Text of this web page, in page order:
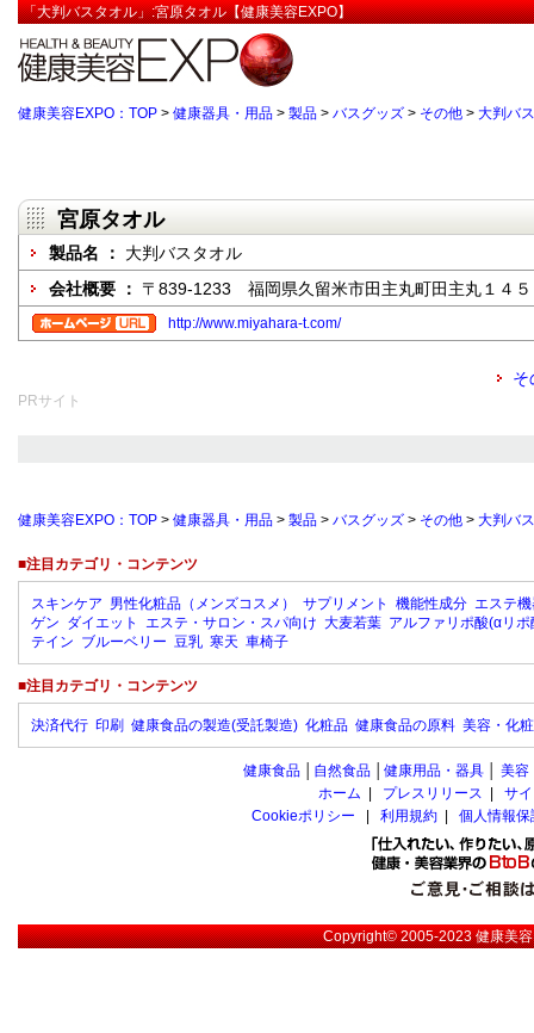
「大判バスタオル」:宮原タオル【健康美容EXPO】
健康美容EXPO：TOP > 健康器具・用品 > 製品 > バスグッズ > その他 > 大判バ
宮原タオル
製品名 ： 大判バスタオル
会社概要 ： 〒839-1233 福岡県久留米市田主丸町田主丸１４
http://www.miyahara-t.com/
そ
PRサイト
健康美容EXPO：TOP > 健康器具・用品 > 製品 > バスグッズ > その他 > 大判バ
■注目カテゴリ・コンテンツ
スキンケア 男性化粧品（メンズコスメ） サプリメント 機能性成分 エステ
ゲン ダイエット エステ・サロン・スパ向け 大麦若葉 アルファリポ酸(αリポ
テイン ブルーベリー 豆乳 寒天 車椅子
■注目カテゴリ・コンテンツ
決済代行 印刷 健康食品の製造(受託製造) 化粧品 健康食品の原料 美容・化
健康食品 自然食品 健康用品・器具 美容
ホーム
プレスリリース
サ
Cookieポリシー
利用規約 個人情報
Copyright© 2005-2023健康美